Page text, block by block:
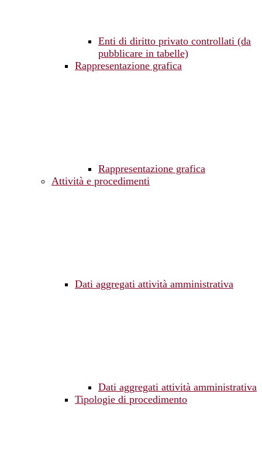
Enti di diritto privato controllati (da
pubblicare in tabelle)
Rappresentazione grafica
Rappresentazione grafica
Attività e procedimenti
Dati aggregati attività amministrativa
Dati aggregati attività amministrativa
Tipologie di procedimento